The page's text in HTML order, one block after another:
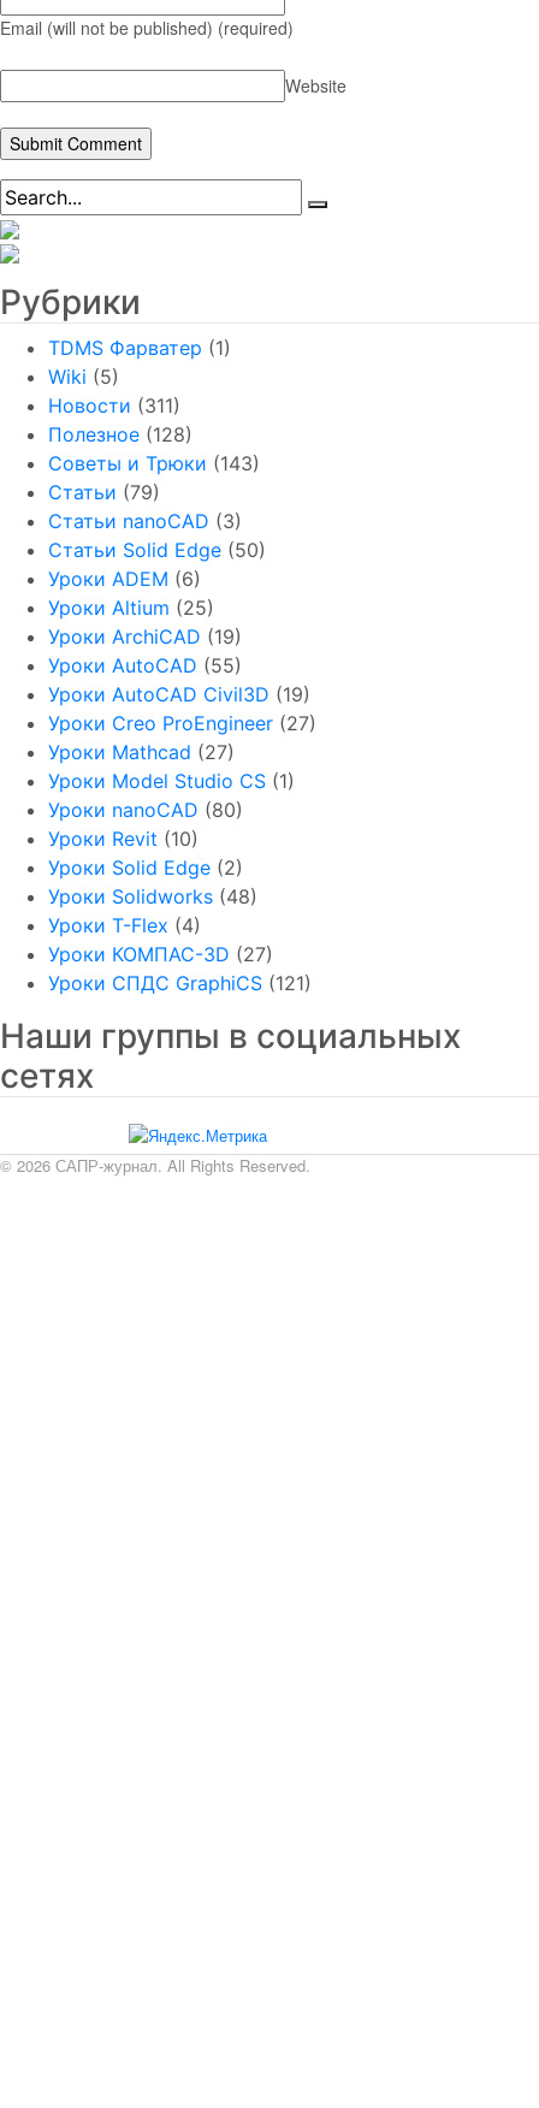
Email (will not be published) (required)
Website
Рубрики
TDMS Фарватер (1)
Wiki (5)
Новости (311)
Полезное (128)
Советы и Трюки (143)
Статьи (79)
Статьи nanoCAD (3)
Статьи Solid Edge (50)
Уроки ADEM (6)
Уроки Altium (25)
Уроки ArchiCAD (19)
Уроки AutoCAD (55)
Уроки AutoCAD Civil3D (19)
Уроки Creo ProEngineer (27)
Уроки Mathcad (27)
Уроки Model Studio CS (1)
Уроки nanoCAD (80)
Уроки Revit (10)
Уроки Solid Edge (2)
Уроки Solidworks (48)
Уроки T-Flex (4)
Уроки КОМПАС-3D (27)
Уроки СПДС GraphiCS (121)
Наши группы в социальных
сетях
© 2026 САПР-журнал. All Rights Reserved.